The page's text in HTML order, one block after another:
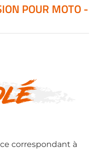
POUR MOTO -
correspondant à